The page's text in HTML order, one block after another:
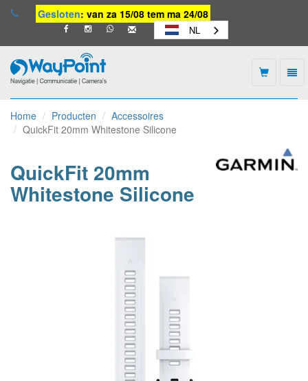
Gesloten: van za 15/08 tem ma 24/08
NL
-
naar
homepage
Home Producten
Accessoires
QuickFit 20mm Whitestone Silicone
QuickFit 20mm
Whitestone Silicone